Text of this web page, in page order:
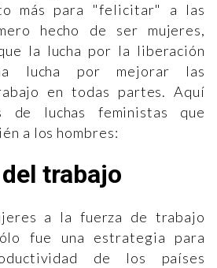
más para "felicitar" a las
hecho de ser mujeres,
la lucha por la liberación
lucha por mejorar las
en todas partes. Aquí
de luchas feministas que
a los hombres:
trabajo
a la fuerza de trabajo
fue una estrategia para
de los países